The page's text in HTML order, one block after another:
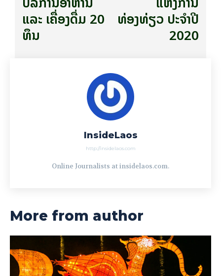
ແລະ ເຄື່ອງດື່ມ 20
ທຶນ
ທ່ອງທ່ຽວ ປະຈຳປີ
2020
InsideLaos
http://insidelaos.com
Online Journalists at insidelaos.com.
More from author